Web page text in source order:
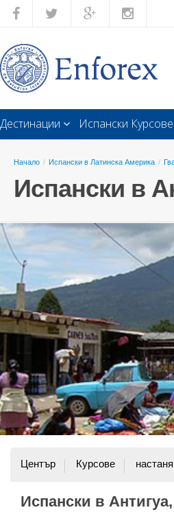
Дестинации Испански Курсове
Начало / Испански в Латинска Америка /
Испански в
Център Курсове
Испански в